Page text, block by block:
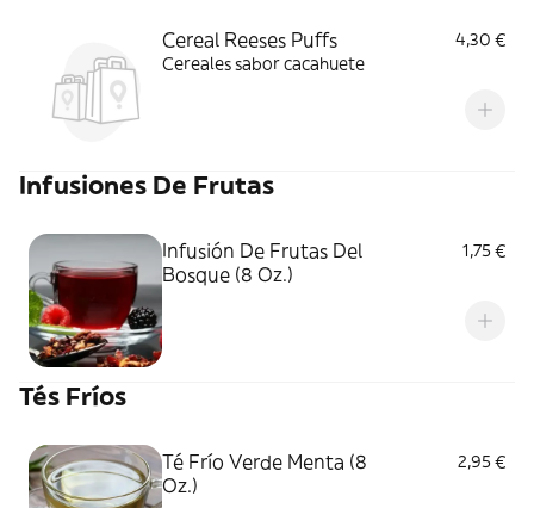
Cereal Reeses Puffs
4,30 €
Cereales sabor cacahuete
Infusiones De Frutas
Infusión De Frutas Del
Bosque (8 Oz.)
1,75 €
Tés Fríos
Té Frío Verde Menta (8
Oz.)
2,95 €